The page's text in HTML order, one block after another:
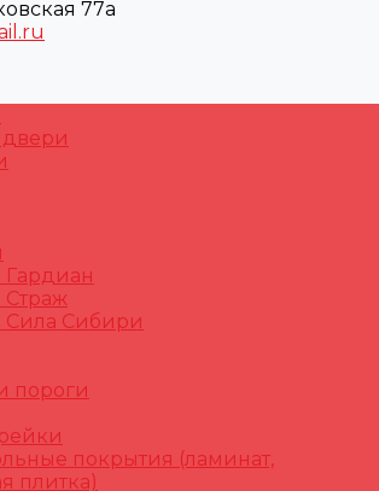
77а
Сила Сибири
пороги
покрытия (ламинат,
плитка)